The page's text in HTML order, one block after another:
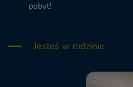
pobyt!
Jesteś w rodzinie